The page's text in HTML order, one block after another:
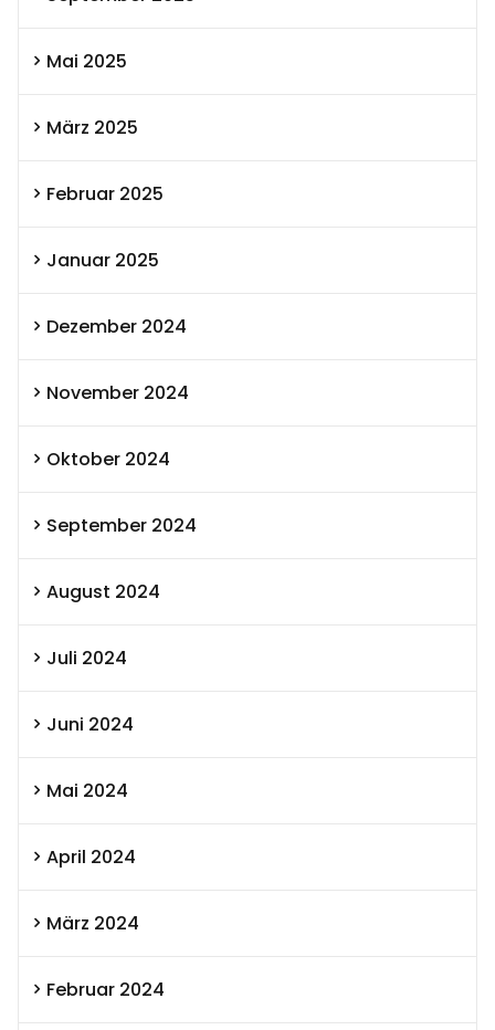
Mai 2025
März 2025
Februar 2025
Januar 2025
Dezember 2024
November 2024
Oktober 2024
September 2024
August 2024
Juli 2024
Juni 2024
Mai 2024
April 2024
März 2024
Februar 2024